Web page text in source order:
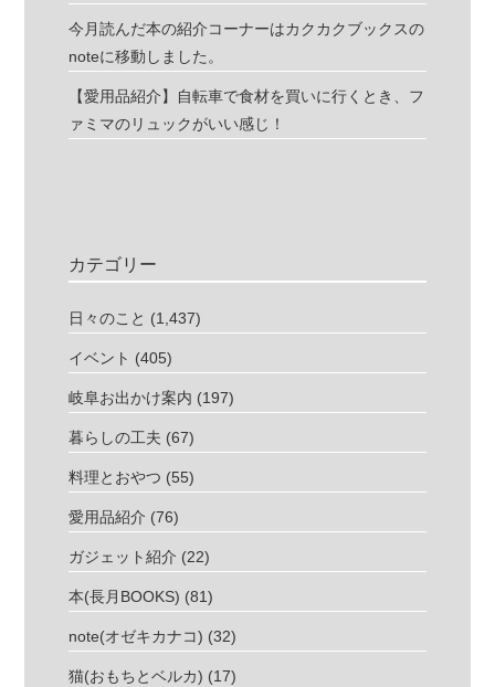
今月読んだ本の紹介コーナーはカクカクブックスの
noteに移動しました。
【愛用品紹介】自転車で食材を買いに行くとき、フ
ァミマのリュックがいい感じ！
カテゴリー
日々のこと (1,437)
イベント (405)
岐阜お出かけ案内 (197)
暮らしの工夫 (67)
料理とおやつ (55)
愛用品紹介 (76)
ガジェット紹介 (22)
本(長月BOOKS) (81)
note(オゼキカナコ) (32)
猫(おもちとベルカ) (17)